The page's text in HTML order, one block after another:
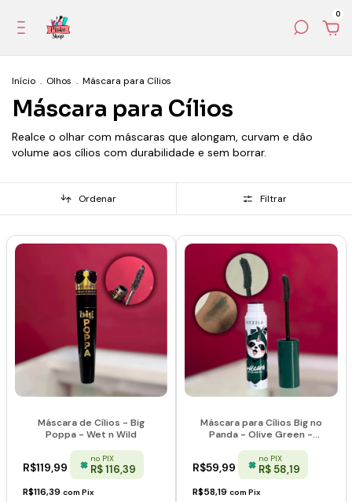
0
Início . Olhos . Máscara para Cílios
Máscara para Cílios
Realce o olhar com máscaras que alongam, curvam e dão
volume aos cílios com durabilidade e sem borrar.
Ordenar Filtrar
Máscara de Cílios - Big
Poppa - Wet n Wild
R$119,99
no PIX
R$ 116,39
R$116,39 com Pix
Máscara para Cílios Big no
Panda - Olive Green -
R$59,99
no PIX
R$ 58,19
R$58,19 com Pix